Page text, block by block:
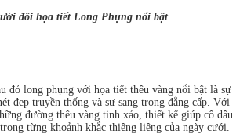
đôi họa tiết Long Phụng nổi bật
đỏ long phụng với họa tiết thêu vàng nổi bật là sự
đẹp truyền thống và sự sang trọng đẳng cấp. Với
đường thêu vàng tinh xảo, thiết kế giúp cô dâu
từng khoảnh khắc thiêng liêng của ngày cưới.